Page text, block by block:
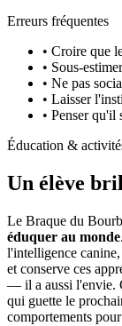
Erreurs fréquentes
• Croire que
• Sous-
• Ne pas
• Laisser
• Penser qu'il
Éducation &
Un élève
Le Braque du
éduquer au monde
l'intelligence
et conserve ces
— il a aussi l'envie.
qui guette le
comportements